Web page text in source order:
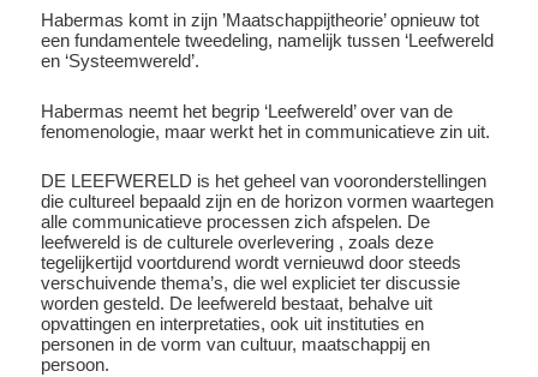
Habermas komt in zijn ’Maatschappijtheorie’ opnieuw tot
een fundamentele tweedeling, namelijk tussen ‘Leefwereld
en ‘Systeemwereld’.
Habermas neemt het begrip ‘Leefwereld’ over van de
fenomenologie, maar werkt het in communicatieve zin uit.
DE LEEFWERELD is het geheel van vooronderstellingen
die cultureel bepaald zijn en de horizon vormen waartegen
alle communicatieve processen zich afspelen. De
leefwereld is de culturele overlevering , zoals deze
tegelijkertijd voortdurend wordt vernieuwd door steeds
verschuivende thema’s, die wel expliciet ter discussie
worden gesteld. De leefwereld bestaat, behalve uit
opvattingen en interpretaties, ook uit instituties en
personen in de vorm van cultuur, maatschappij en
persoon.